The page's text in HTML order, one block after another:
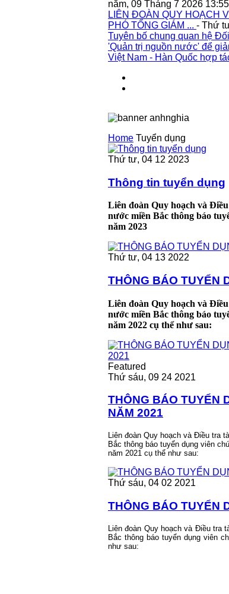
năm, 09 Tháng 7 2026 13:55
LIÊN ĐOÀN QUY HOẠCH
PHÓ TỔNG GIÁM ... - Thứ
Tuyên bố chung quan hệ
'Quản trị nguồn nước' để
Việt Nam - Hàn Quốc hợp
Home Tuyển dụng
Thứ tư, 04 12 2023
Thông tin tuyển dụng
Liên đoàn Quy hoạch và
nước miền Bắc thông báo
năm 2023
Thứ tư, 04 13 2022
THÔNG BÁO TUYỂN
Liên đoàn Quy hoạch và
nước miền Bắc thông báo
năm 2022 cụ thể như sau:
Featured
Thứ sáu, 09 24 2021
THÔNG BÁO TUYỂN
NĂM 2021
Liên đoàn Quy hoạch và Điều tra
Bắc thông báo tuyển dụng viên
năm 2021 cụ thể như sau:
Thứ sáu, 04 02 2021
THÔNG BÁO TUYỂN
Liên đoàn Quy hoạch và Điều tra
Bắc thông báo tuyển dụng viên
như sau: